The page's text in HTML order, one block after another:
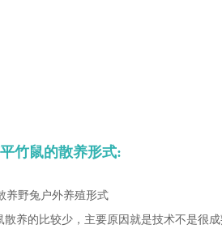
竹鼠的散养形式:
养野兔户外养殖形式
散养的比较少，主要原因就是技术不是很